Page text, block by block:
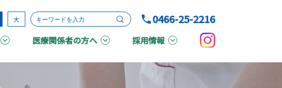
大 0466-25-2216
医療関係者の方へ 採用情報